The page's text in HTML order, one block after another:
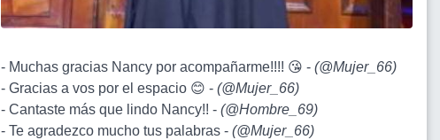
- Muchas gracias Nancy por acompañarme!!!! 😘 - (@Mujer_66)
- Gracias a vos por el espacio 😊 - (@Mujer_66)
- Cantaste más que lindo Nancy!! - (@Hombre_69)
- Te agradezco mucho tus palabras - (@Mujer_66)